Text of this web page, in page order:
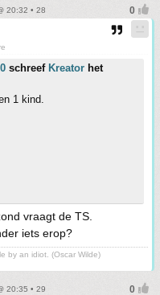
20:32 • 28
schreef Kreator het
1 kind.
vraagt de TS.
iets erop?
by an idiot. (Oscar Wilde)
20:35 • 29